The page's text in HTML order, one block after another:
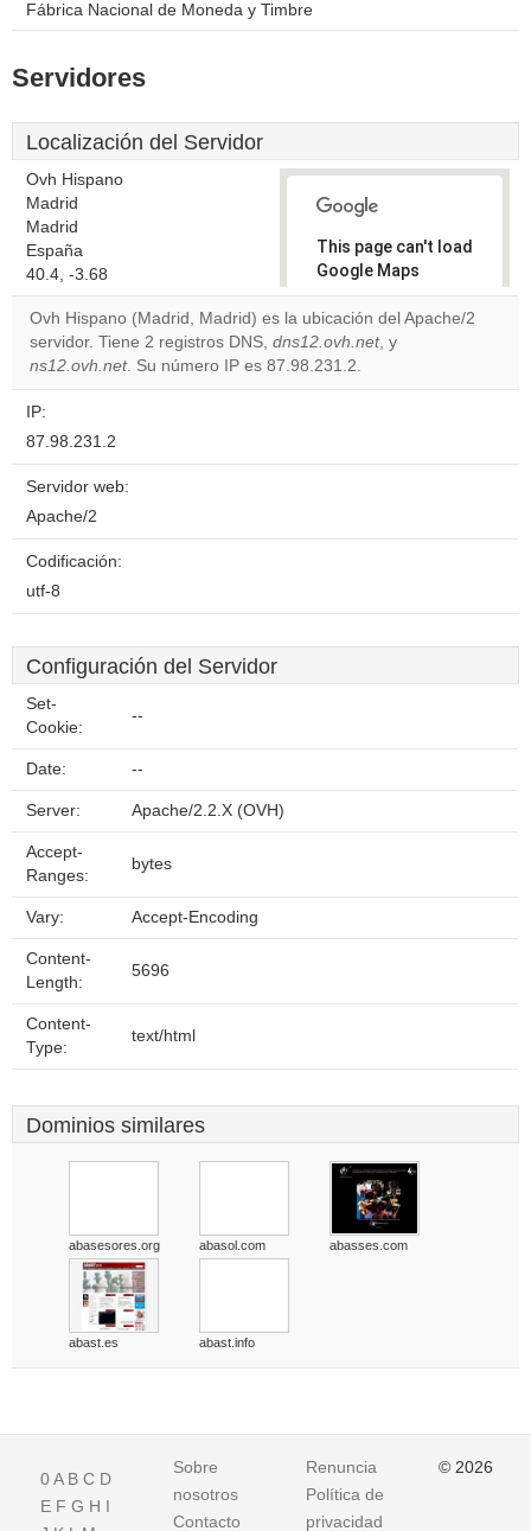
Fábrica Nacional de Moneda y Timbre
Servidores
Localización del Servidor
Ovh Hispano
Madrid
Madrid
España
40.4, -3.68
This page can't load
Google Maps
correctly.
Do you
own this
Ovh Hispano (Madrid, Madrid) es la ubicación del Apache/2
servidor. Tiene 2 registros DNS, dns12.ovh.net, y
ns12.ovh.net. Su número IP es 87.98.231.2.
IP:
87.98.231.2
Servidor web:
Apache/2
Codificación:
utf-8
Configuración del Servidor
Set-
Cookie:
--
Date: --
Server: Apache/2.2.X (OVH)
Accept-
Ranges:
bytes
Vary: Accept-Encoding
Content-
Length:
5696
Content-
Type:
text/html
Dominios similares
abasesores.org abasol.com abasses.com
abast.es abast.info
0A B C D
E F G H I
Sobre
nosotros
Contacto
Renuncia
Política de
privacidad
© 2026